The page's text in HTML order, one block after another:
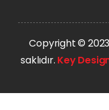
Copyright ©
saklıdır. Key